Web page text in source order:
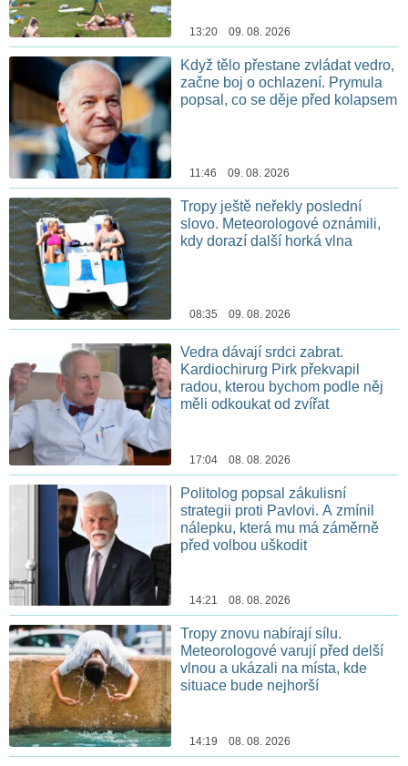
13:20 09. 08. 2026
Když tělo přestane zvládat vedro,
začne boj o ochlazení. Prymula
popsal, co se děje před kolapsem
11:46 09. 08. 2026
Tropy ještě neřekly poslední
slovo. Meteorologové oznámili,
kdy dorazí další horká vlna
08:35 09. 08. 2026
Vedra dávají srdci zabrat.
Kardiochirurg Pirk překvapil
radou, kterou bychom podle něj
měli odkoukat od zvířat
17:04 08. 08. 2026
Politolog popsal zákulisní
strategii proti Pavlovi. A zmínil
nálepku, která mu má záměrně
před volbou uškodit
14:21 08. 08. 2026
Tropy znovu nabírají sílu.
Meteorologové varují před delší
vlnou a ukázali na místa, kde
situace bude nejhorší
14:19 08. 08. 2026